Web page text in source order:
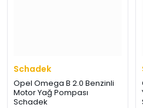
Schadek
Opel Omega B 2.0 Benzinli
Motor Yağ Pompası
Schadek